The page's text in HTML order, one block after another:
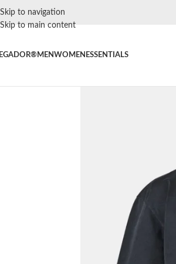
Skip to navigation
Skip to main content
MENWOMEN ESSENTIALS